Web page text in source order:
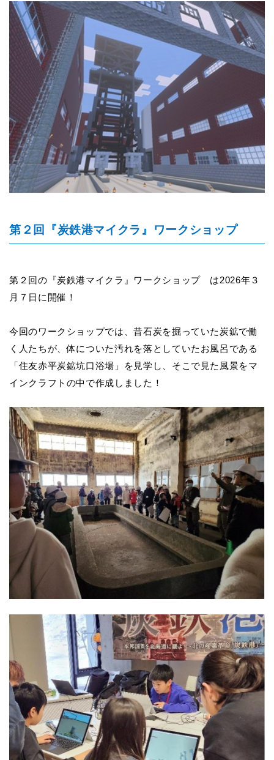
第２回『炭鉄港マイクラ』ワークショップ
第２回の『炭鉄港マイクラ』ワークショップ は2026年３
月７日に開催！
今回のワークショップでは、昔石炭を掘っていた炭鉱で働
く人たちが、体についた汚れを落としていたお風呂である
「住友赤平炭鉱坑口浴場」を見学し、そこで見た風景をマ
インクラフトの中で作成しました！